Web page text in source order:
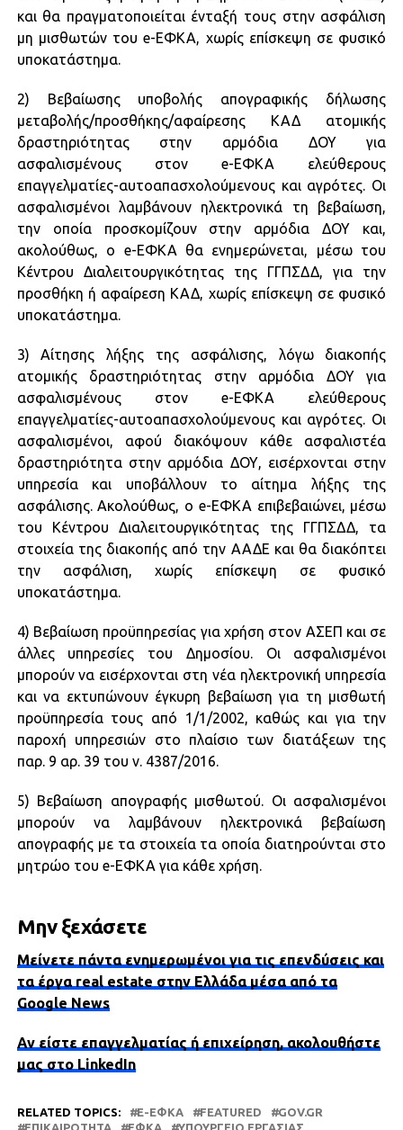
και θα πραγματοποιείται ένταξή τους στην ασφάλιση
μη μισθωτών του e-ΕΦΚΑ, χωρίς επίσκεψη σε φυσικό
υποκατάστημα.
2) Βεβαίωσης υποβολής απογραφικής δήλωσης
μεταβολής/προσθήκης/αφαίρεσης ΚΑΔ ατομικής
δραστηριότητας στην αρμόδια ΔΟΥ για
ασφαλισμένους στον e-ΕΦΚΑ ελεύθερους
επαγγελματίες-αυτοαπασχολούμενους και αγρότες. Οι
ασφαλισμένοι λαμβάνουν ηλεκτρονικά τη βεβαίωση,
την οποία προσκομίζουν στην αρμόδια ΔΟΥ και,
ακολούθως, ο e-ΕΦΚΑ θα ενημερώνεται, μέσω του
Κέντρου Διαλειτουργικότητας της ΓΓΠΣΔΔ, για την
προσθήκη ή αφαίρεση ΚΑΔ, χωρίς επίσκεψη σε φυσικό
υποκατάστημα.
3) Αίτησης λήξης της ασφάλισης, λόγω διακοπής
ατομικής δραστηριότητας στην αρμόδια ΔΟΥ για
ασφαλισμένους στον e-ΕΦΚΑ ελεύθερους
επαγγελματίες-αυτοαπασχολούμενους και αγρότες. Οι
ασφαλισμένοι, αφού διακόψουν κάθε ασφαλιστέα
δραστηριότητα στην αρμόδια ΔΟΥ, εισέρχονται στην
υπηρεσία και υποβάλλουν το αίτημα λήξης της
ασφάλισης. Ακολούθως, ο e-ΕΦΚΑ επιβεβαιώνει, μέσω
του Κέντρου Διαλειτουργικότητας της ΓΓΠΣΔΔ, τα
στοιχεία της διακοπής από την ΑΑΔΕ και θα διακόπτει
την ασφάλιση, χωρίς επίσκεψη σε φυσικό
υποκατάστημα.
4) Βεβαίωση προϋπηρεσίας για χρήση στον ΑΣΕΠ και σε
άλλες υπηρεσίες του Δημοσίου. Οι ασφαλισμένοι
μπορούν να εισέρχονται στη νέα ηλεκτρονική υπηρεσία
και να εκτυπώνουν έγκυρη βεβαίωση για τη μισθωτή
προϋπηρεσία τους από 1/1/2002, καθώς και για την
παροχή υπηρεσιών στο πλαίσιο των διατάξεων της
παρ. 9 αρ. 39 του ν. 4387/2016.
5) Βεβαίωση απογραφής μισθωτού. Οι ασφαλισμένοι
μπορούν να λαμβάνουν ηλεκτρονικά βεβαίωση
απογραφής με τα στοιχεία τα οποία διατηρούνται στο
μητρώο του e-ΕΦΚΑ για κάθε χρήση.
Μην ξεχάσετε
Μείνετε πάντα ενημερωμένοι για τις επενδύσεις και
τα έργα real estate στην Ελλάδα μέσα από τα
Google News
Αν είστε επαγγελματίας ή επιχείρηση, ακολουθήστε
μας στο LinkedIn
RELATED TOPICS: E-ΕΦΚΑ FEATURED
GOV.GR
ΕΠΙΚΑΙΡΌΤΗΤΑ
ΕΦΚΑ ΥΠΟΥΡΓΕΊΟ ΕΡΓΑΣΊΑΣ